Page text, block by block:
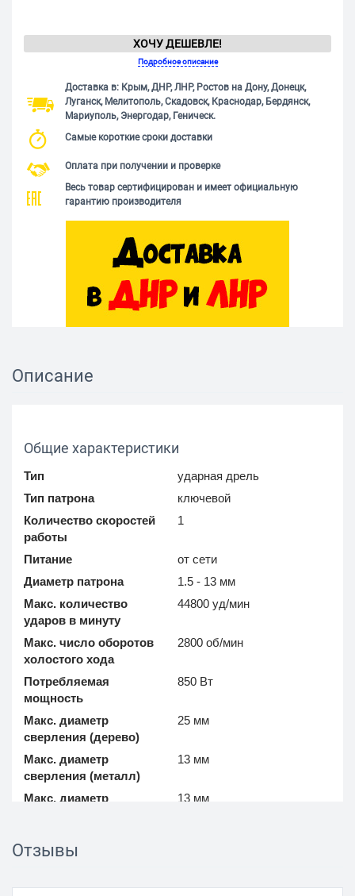
ХОЧУ ДЕШЕВЛЕ!
Подробное описание
Доставка в: Крым, ДНР, ЛНР, Ростов на Дону, Донецк,
Луганск, Мелитополь, Скадовск, Краснодар, Бердянск,
Мариуполь, Энергодар, Геническ.
Самые короткие сроки доставки
Оплата при получении и проверке
Весь товар сертифицирован и имеет официальную
гарантию производителя
Описание
Общие характеристики
Тип
ударная дрель
Тип патрона
ключевой
Количество скоростей
работы
1
Питание
от сети
Диаметр патрона
1.5 - 13 мм
Макс. количество
ударов в минуту
44800 уд/мин
Макс. число оборотов
холостого хода
2800 об/мин
Потребляемая
мощность
850 Вт
Макс. диаметр
сверления (дерево)
25 мм
Макс. диаметр
сверления (металл)
13 мм
Макс. диаметр
13 мм
Функции и возможности
Работа в стойке
есть
Отзывы